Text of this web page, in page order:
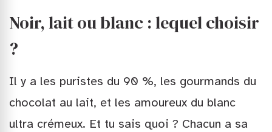
Noir, lait ou blanc : lequel choisir
?
Il y a les puristes du 90 %, les gourmands du
chocolat au lait, et les amoureux du blanc
ultra crémeux. Et tu sais quoi ? Chacun a sa